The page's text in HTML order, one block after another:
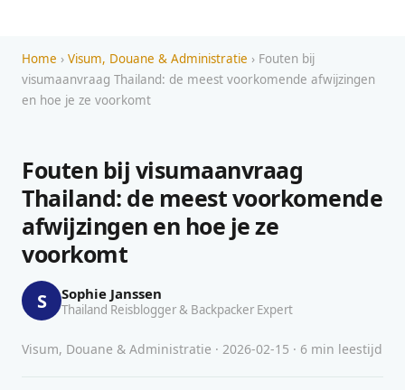
Home › Visum, Douane & Administratie › Fouten bij
visumaanvraag Thailand: de meest voorkomende afwijzingen
en hoe je ze voorkomt
Fouten bij visumaanvraag
Thailand: de meest voorkomende
afwijzingen en hoe je ze
voorkomt
S Sophie Janssen
Thailand Reisblogger & Backpacker Expert
Visum, Douane & Administratie · 2026-02-15 · 6 min leestijd